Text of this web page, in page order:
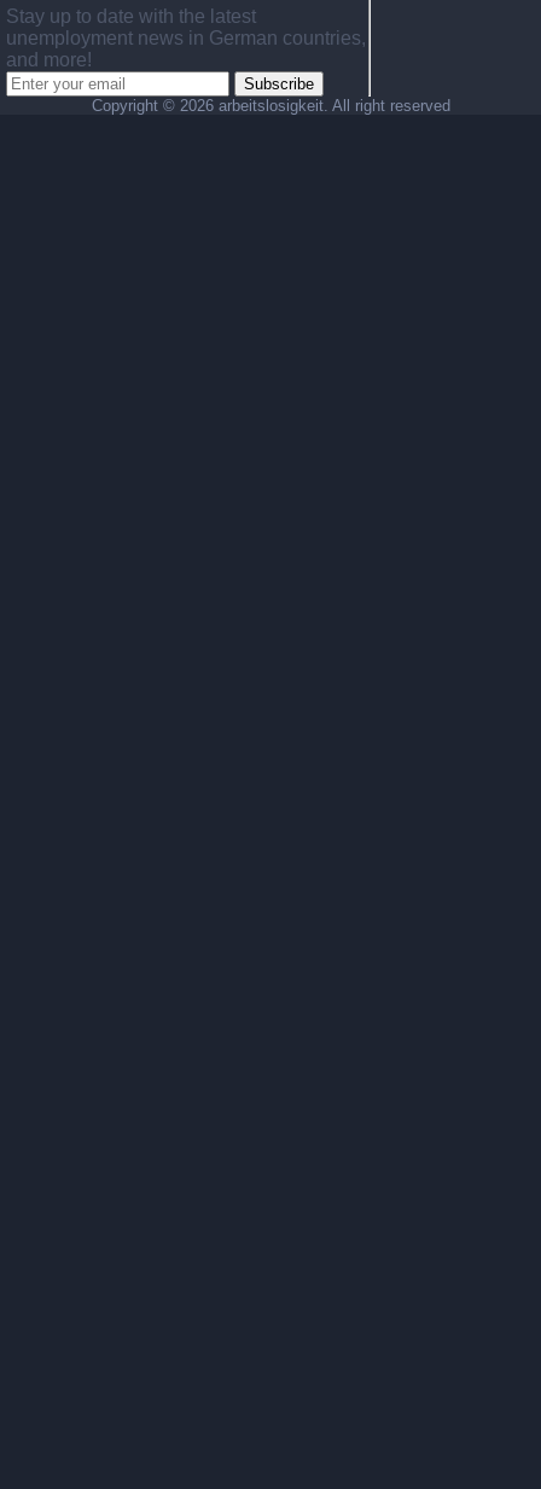
Stay up to date with the latest
unemployment news in German countries,
and more!
Subscribe
Copyright © 2026 arbeitslosigkeit. All right reserved